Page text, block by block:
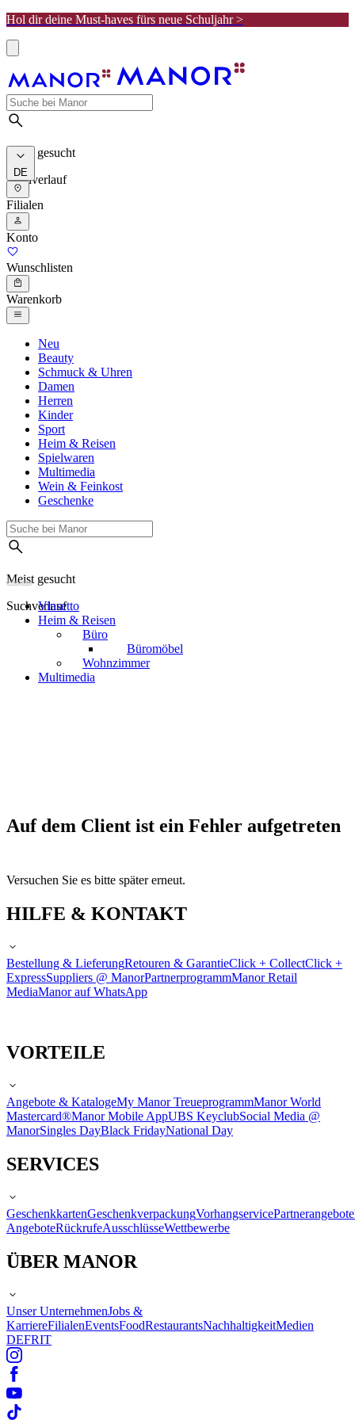
Hol dir deine Must-haves fürs neue Schuljahr >
Meist gesucht
Suchverlauf
DE
Filialen
Konto
Wunschlisten
Warenkorb
Neu
Beauty
Schmuck & Uhren
Damen
Herren
Kinder
Sport
Heim & Reisen
Spielwaren
Multimedia
Wein & Feinkost
Geschenke
Meist gesucht
Suchverlauf
Vinsetto
Heim & Reisen
Büro
Büromöbel
Wohnzimmer
Multimedia
Auf dem Client ist ein Fehler aufgetreten
Versuchen Sie es bitte später erneut.
HILFE & KONTAKT
Bestellung & LieferungRetouren & GarantieClick + CollectClick +
ExpressSuppliers @ ManorPartnerprogrammManor Retail
MediaManor auf WhatsApp
VORTEILE
Angebote & KatalogeMy Manor TreueprogrammManor World
Mastercard®Manor Mobile AppUBS KeyclubSocial Media @
ManorSingles DayBlack FridayNational Day
SERVICES
GeschenkkartenGeschenkverpackungVorhangservicePartnerangebote
AngeboteRückrufeAusschlüsseWettbewerbe
ÜBER MANOR
Unser UnternehmenJobs &
KarriereFilialenEventsFoodRestaurantsNachhaltigkeitMedien
DEFRIT